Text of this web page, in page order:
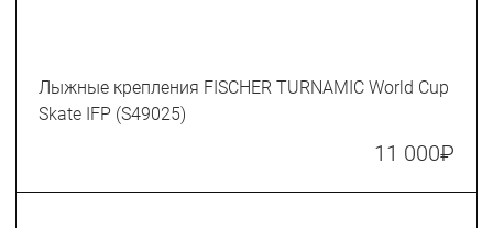
Лыжные крепления FISCHER TURNAMIC World Cup
Skate IFP (S49025)
11 000₽